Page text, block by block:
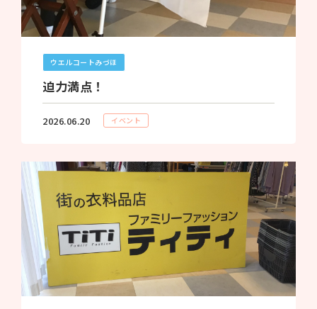
ウエルコートみづほ
迫力満点！
2026.06.20 イベント